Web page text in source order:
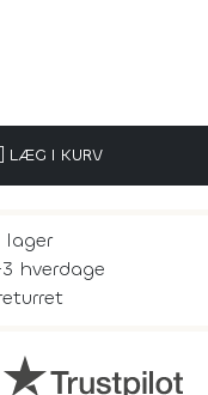
LÆG I KURV
lager
hverdage